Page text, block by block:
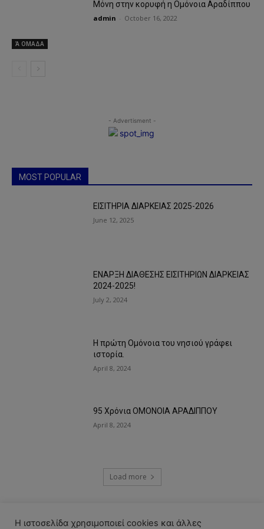
Ά ΟΜΑΔΑ
Μόνη στην κορυφή η Ομόνοια Αραδίππου
admin October 16, 2022
- Advertisment -
MOST POPULAR
ΕΙΣΙΤΗΡΙΑ ΔΙΑΡΚΕΙΑΣ 2025-2026
June 12, 2025
ΕΝΑΡΞΗ ΔΙΑΘΕΣΗΣ ΕΙΣΙΤΗΡΙΩΝ ΔΙΑΡΚΕΙΑΣ
2024-2025!
July 2, 2024
Η πρώτη Ομόνοια του νησιού γράφει
ιστορία.
April 8, 2024
95 Χρόνια ΟΜΟΝΟΙΑ ΑΡΑΔΙΠΠΟΥ
April 8, 2024
Load more
Η ιστοσελίδα χρησιμοποιεί cookies και άλλες